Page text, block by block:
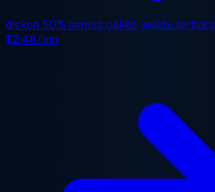
diskon 50% semua paket, waktu
$2.48/mo